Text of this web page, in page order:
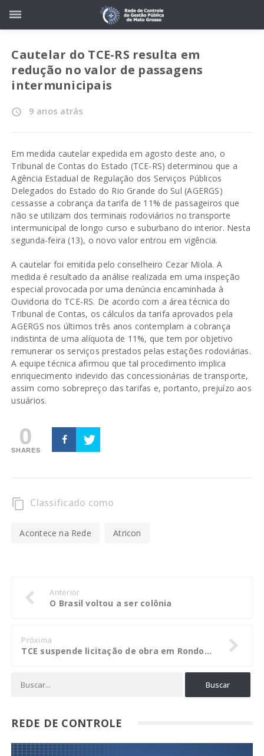
Cautelar do TCE-RS resulta em
redução no valor de passagens
intermunicipais
access_time 9 anos atrás
Em medida cautelar expedida em agosto deste ano, o
Tribunal de Contas do Estado (TCE-RS) determinou que a
Agência Estadual de Regulação dos Serviços Públicos
Delegados do Estado do Rio Grande do Sul (AGERGS)
cessasse a cobrança da tarifa de 11% de passageiros que
não se utilizam dos terminais rodoviários no transporte
intermunicipal de longo curso e suburbano do interior. Nesta
segunda-feira (13), o novo valor entrou em vigência.
A cautelar foi emitida pelo conselheiro Cezar Miola. A
medida é resultado da análise realizada em uma inspeção
especial provocada por uma denúncia encaminhada à
Ouvidoria do TCE-RS. De acordo com a área técnica do
Tribunal de Contas, os cálculos da tarifa aprovados pela
AGERGS nos últimos três anos contemplam a cobrança
indistinta de uma alíquota de 11%, que tem por objetivo
remunerar os serviços prestados pelas estações rodoviárias.
A equipe técnica afirmou que tal procedimento implica
enriquecimento indevido das concessionárias de transporte,
assim como sobrepreço das tarifas e, portanto, prejuízo aos
usuários.
0
SHARES
content_copy Classificado como
Acontece na Rede Atricon
Anterior
O Brasil voltou a ser colônia
Próxima
TCE suspende licitação de obra em Rondonópolis com sobrepreço de R$ 5,1 mi
REDE DE CONTROLE